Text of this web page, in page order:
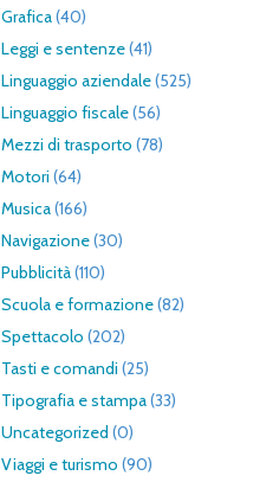
Grafica(40)
Leggi e sentenze(41)
Linguaggio aziendale(525)
Linguaggio fiscale(56)
Mezzi di trasporto (78)
Motori (64)
Musica(166)
Navigazione(30)
Pubblicità(110)
Scuola e formazione(82)
Spettacolo (202)
Tasti e comandi (25)
Tipografia e stampa(33)
Uncategorized (0)
Viaggi e turismo (90)